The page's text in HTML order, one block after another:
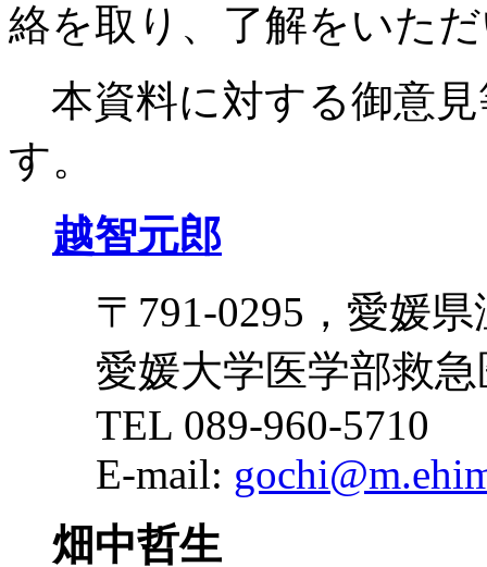
絡を取り、了解をいた
本資料に対する御意
す。
越智元郎
〒791-0295，愛媛
愛媛大学医学部救
TEL 089-960-5710
E-mail:
畑中哲生